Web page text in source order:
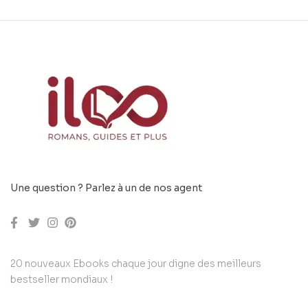
Une question ? Parlez à un de nos agent
20 nouveaux Ebooks chaque jour digne des meilleurs
bestseller mondiaux !